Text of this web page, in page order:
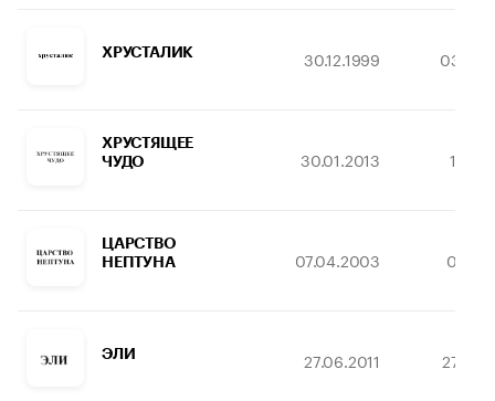
ХРУСТАЛИК 30.12.1999
ХРУСТЯЩЕЕ
ЧУДО
30.01.2013
ЦАРСТВО
НЕПТУНА
07.04.2003
ЭЛИ 27.06.2011